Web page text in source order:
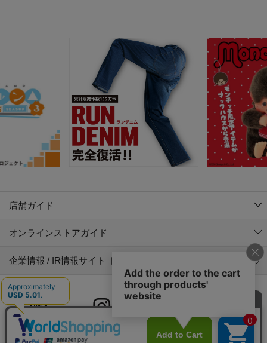
店舗ガイド
オンラインストアガイド
企業情報 / IR情報サイト トップ
LINE Instagram X (旧Twitter) Facebook